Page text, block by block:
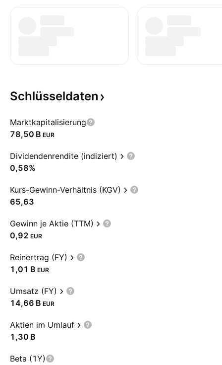
Schlüsseldaten
Marktkapitalisierung
‪78,50 B‬ EUR
Dividendenrendite (indiziert)
0,58%
Kurs-Gewinn-Verhältnis (KGV)
65,63
Gewinn je Aktie (TTM)
0,92 EUR
Reinertrag (FY)
‪1,01 B‬ EUR
Umsatz (FY)
‪14,66 B‬ EUR
Aktien im Umlauf
‪1,30 B‬
Beta (1Y)